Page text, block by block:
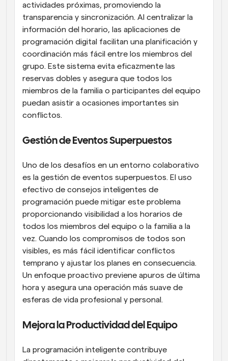
actividades próximas, promoviendo la
transparencia y sincronización. Al centralizar la
información del horario, las aplicaciones de
programación digital facilitan una planificación y
coordinación más fácil entre los miembros del
grupo. Este sistema evita eficazmente las
reservas dobles y asegura que todos los
miembros de la familia o participantes del equipo
puedan asistir a ocasiones importantes sin
conflictos.
Gestión de Eventos Superpuestos
Uno de los desafíos en un entorno colaborativo
es la gestión de eventos superpuestos. El uso
efectivo de consejos inteligentes de
programación puede mitigar este problema
proporcionando visibilidad a los horarios de
todos los miembros del equipo o la familia a la
vez. Cuando los compromisos de todos son
visibles, es más fácil identificar conflictos
temprano y ajustar los planes en consecuencia.
Un enfoque proactivo previene apuros de última
hora y asegura una operación más suave de
esferas de vida profesional y personal.
Mejora la Productividad del Equipo
La programación inteligente contribuye